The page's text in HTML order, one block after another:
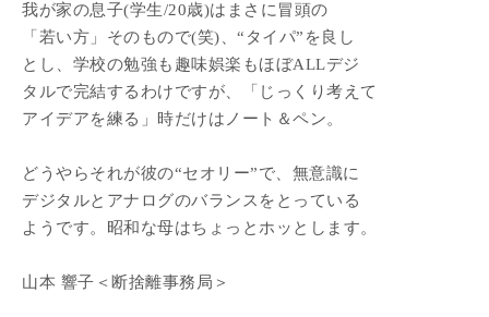
我が家の息子(学生/20歳)はまさに冒頭の
「若い方」そのもので(笑)、“タイパ”を良し
とし、学校の勉強も趣味娯楽もほぼALLデジ
タルで完結するわけですが、「じっくり考えて
アイデアを練る」時だけはノート＆ペン。
どうやらそれが彼の“セオリー”で、無意識に
デジタルとアナログのバランスをとっている
ようです。昭和な母はちょっとホッとします。
山本 響子＜断捨離事務局＞